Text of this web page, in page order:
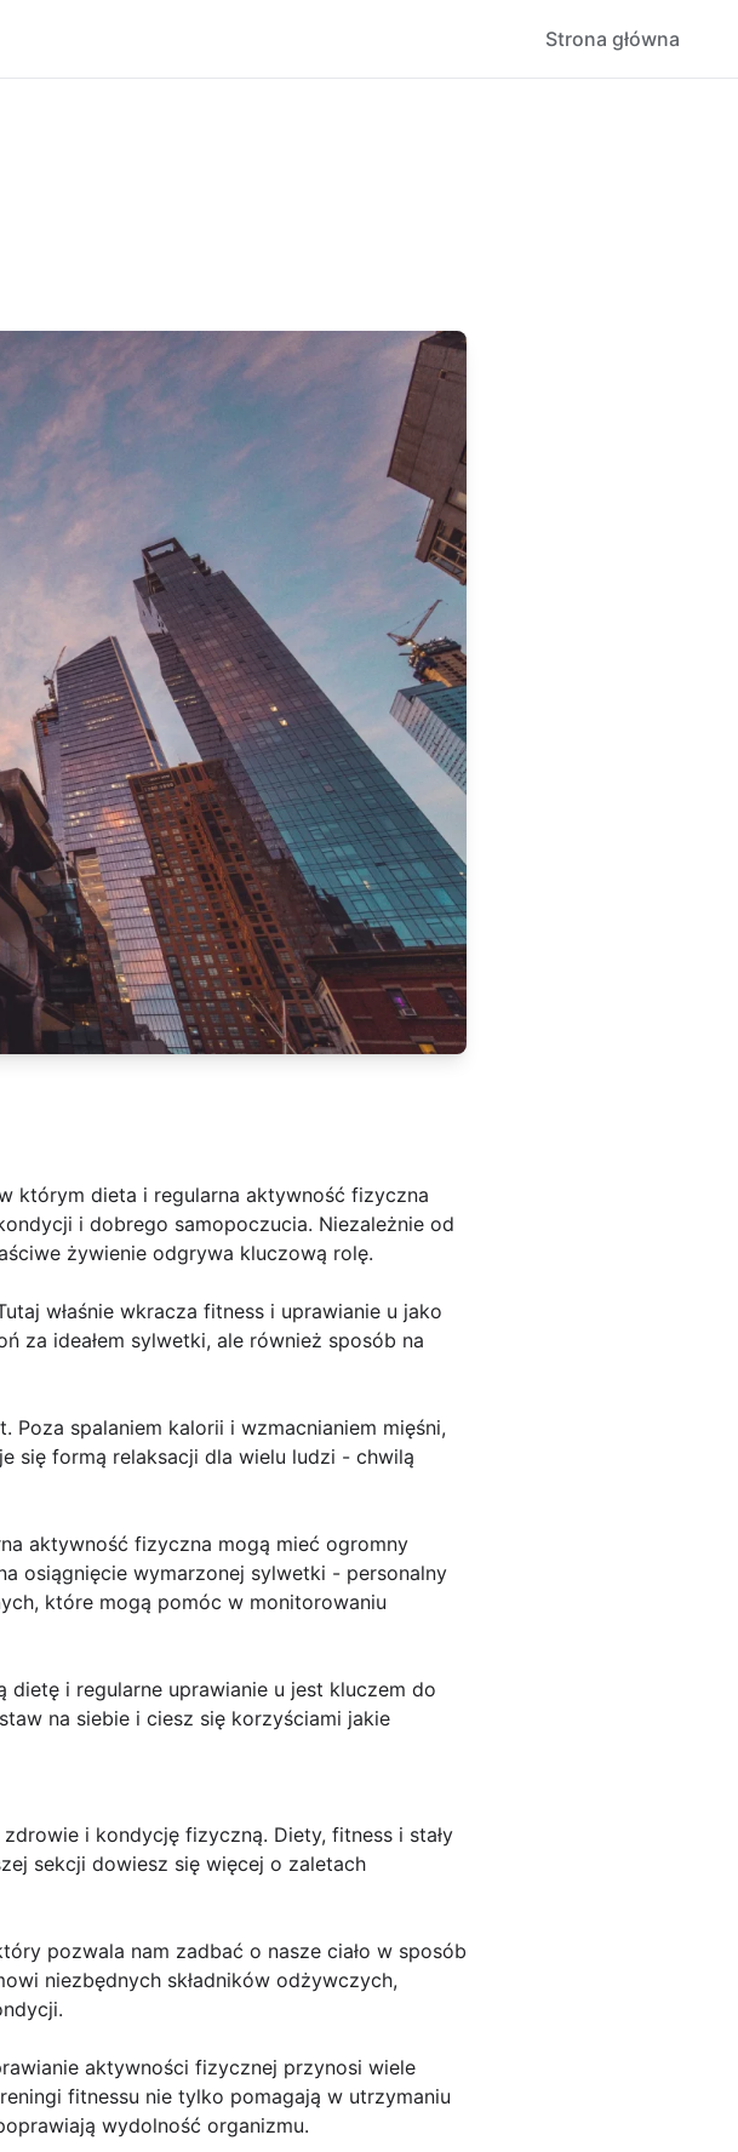
Strona główna
którym dieta i regularna aktywność fizyczna
i dobrego samopoczucia. Niezależnie od
żywienie odgrywa kluczową rolę.
właśnie wkracza fitness i uprawianie u jako
za ideałem sylwetki, ale również sposób na
Poza spalaniem kalorii i wzmacnianiem mięśni,
się formą relaksacji dla wielu ludzi - chwilą
aktywność fizyczna mogą mieć ogromny
osiągnięcie wymarzonej sylwetki - personalny
które mogą pomóc w monitorowaniu
i regularne uprawianie u jest kluczem do
na siebie i ciesz się korzyściami jakie
i kondycję fizyczną. Diety, fitness i stały
sekcji dowiesz się więcej o zaletach
pozwala nam zadbać o nasze ciało w sposób
niezbędnych składników odżywczych,
aktywności fizycznej przynosi wiele
fitnessu nie tylko pomagają w utrzymaniu
wydolność organizmu.